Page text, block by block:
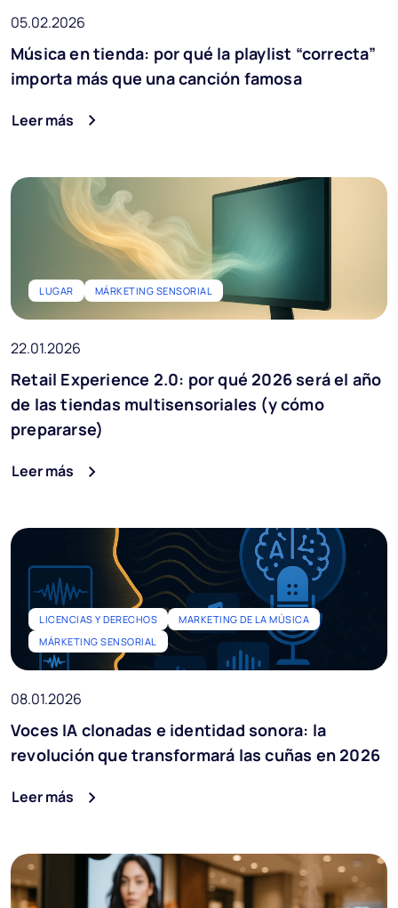
05.02.2026
Música en tienda: por qué la playlist “correcta”
importa más que una canción famosa
Leer más
LUGAR MÁRKETING SENSORIAL
22.01.2026
Retail Experience 2.0: por qué 2026 será el año
de las tiendas multisensoriales (y cómo
prepararse)
Leer más
LICENCIAS Y DERECHOS
MARKETING DE LA MÚSICA
MÁRKETING SENSORIAL
08.01.2026
Voces IA clonadas e identidad sonora: la
revolución que transformará las cuñas en 2026
Leer más